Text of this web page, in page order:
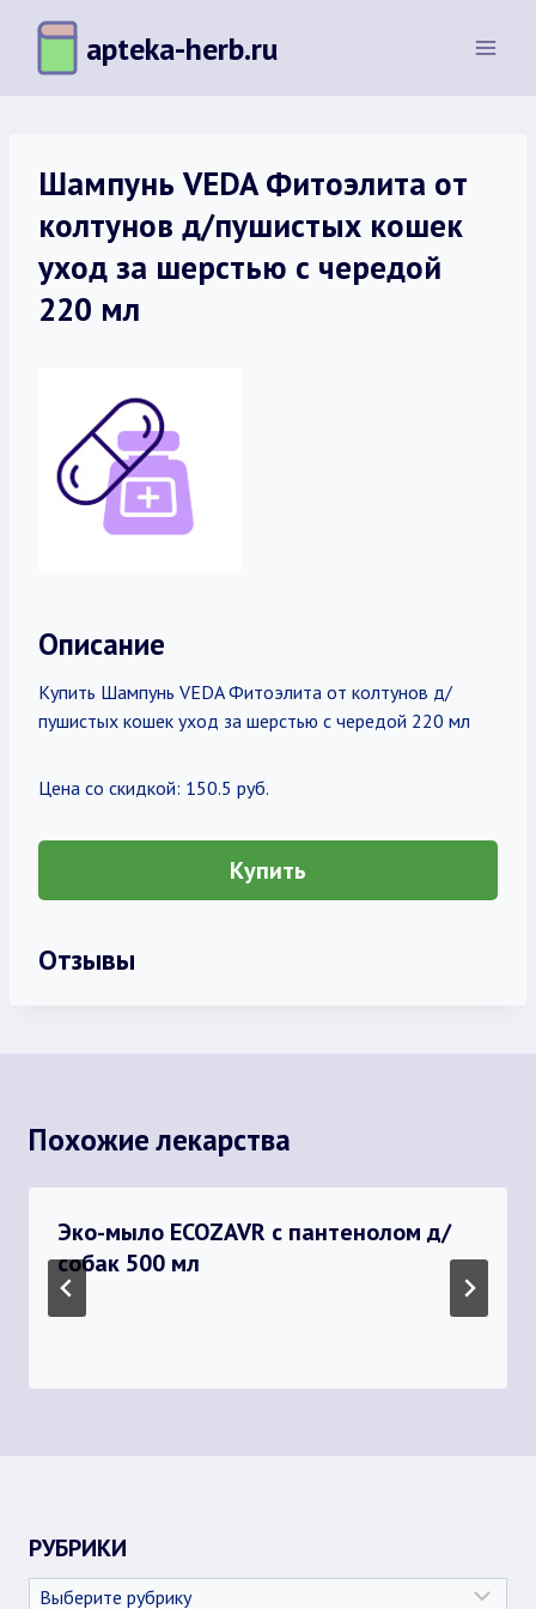
Перейти
содержимому
apteka-herb.ru
Шампунь VEDA Фитоэлита от
колтунов д/пушистых кошек
уход за шерстью с чередой
220 мл
Описание
Купить Шампунь VEDA Фитоэлита от колтунов д/
пушистых кошек уход за шерстью с чередой 220 мл
Цена со скидкой: 150.5 руб.
Купить
Отзывы
Похожие лекарства
Эко-мыло ECOZAVR с пантенолом д/
собак 500 мл
РУБРИКИ
Рубрики